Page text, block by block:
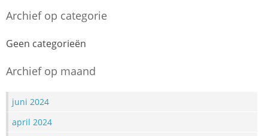
Archief op categorie
Geen categorieën
Archief op maand
juni 2024
april 2024